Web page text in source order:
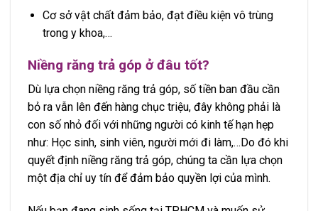
Cơ sở vật chất đảm bảo, đạt điều kiện vô trùng
trong y khoa,…
Niềng răng trả góp ở đâu tốt?
Dù lựa chọn niềng răng trả góp, số tiền ban đầu cần
bỏ ra vẫn lên đến hàng chục triệu, đây không phải là
con số nhỏ đối với những người có kinh tế hạn hẹp
như: Học sinh, sinh viên, người mới đi làm,…Do đó khi
quyết định niềng răng trả góp, chúng ta cần lựa chọn
một địa chỉ uy tín để đảm bảo quyền lợi của mình.